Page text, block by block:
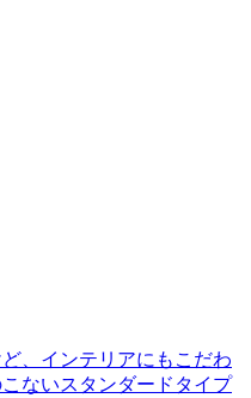
、インテリアにもこだわ
ないスタンダードタイプ